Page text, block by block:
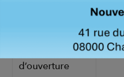
DP8105, DP8105F,
Compatibilité :
d’ouverture